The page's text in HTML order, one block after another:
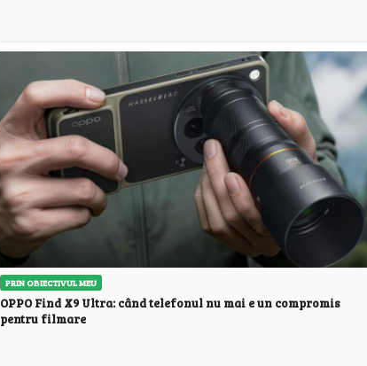
PRIN OBIECTIVUL MEU
OPPO Find X9 Ultra: când telefonul nu mai e un compromis
pentru filmare